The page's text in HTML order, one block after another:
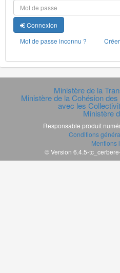
Connexion
Mot de passe inconnu ?
Ministère de la
Ministère de la Cohésion
avec les
Ministère
Responsable produit
Conditions
Mentions
© Version 6.4.5-